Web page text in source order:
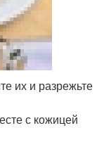
их и разрежьте
с кожицей